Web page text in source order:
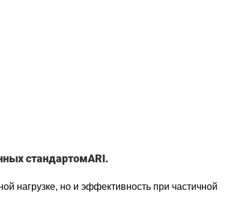
стандартомARI.
нагрузке, но и эффективность при частичной